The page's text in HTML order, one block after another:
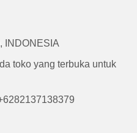
INDONESIA
toko yang terbuka untuk